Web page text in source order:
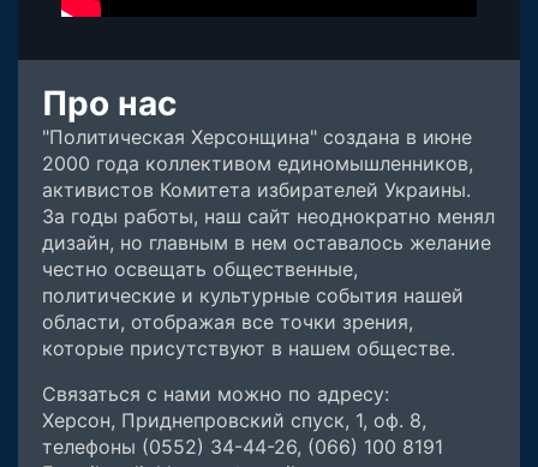
Про нас
"Политическая Херсонщина" создана в июне
2000 года коллективом единомышленников,
активистов Комитета избирателей Украины.
За годы работы, наш сайт неоднократно менял
дизайн, но главным в нем оставалось желание
честно освещать общественные,
политические и культурные события нашей
области, отображая все точки зрения,
которые присутствуют в нашем обществе.
Связаться с нами можно по адресу:
Херсон, Приднепровский спуск, 1, оф. 8,
телефоны (0552) 34-44-26, (066) 100 8191